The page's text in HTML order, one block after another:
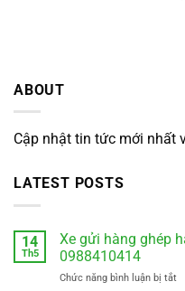
ABOUT
Cập nhật tin tức mới nhất
LATEST POSTS
14
Th5
Xe gửi hàng ghép
0988410414
Chức năng bình luận bị tắtở